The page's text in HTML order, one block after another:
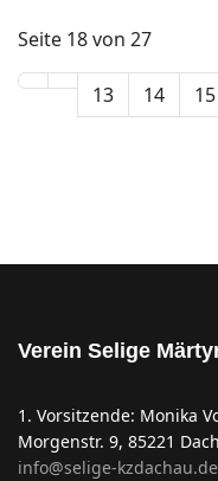
Seite 18 von 27
13 14 15
Verein Selige
1. Vorsitzende: Monika
Morgenstr. 9, 85221
info@selige-kzdachau.de